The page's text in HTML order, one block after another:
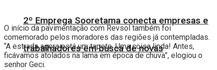
2º Emprega Sooretama conecta empresas e
trabalhadores em busca de novas
O início da pavimentação com Revsol também foi
comemorado pelos moradores das regiões já contempladas.
“A estrada agora está um tapete. Uma coisa linda! Antes,
ficávamos atolados na lama em época de chuva”, elogiou o
senhor Geci.